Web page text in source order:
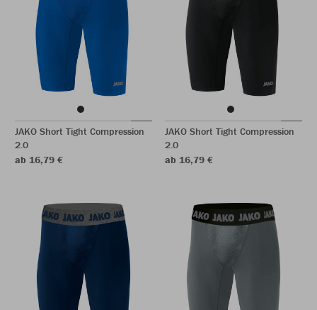
JAKO Short Tight Compression
2.0
ab 16,79 €
JAKO Short Tight Compression
2.0
ab 16,79 €